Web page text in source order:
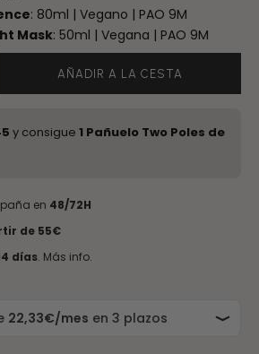
: 80ml | Vegano | PAO 9M
Mask: 50ml | Vegana | PAO 9M
cantidad
AÑADIR A LA CESTA
y consigue 1 Pañuelo Two Poles de
en 48/72H
de 55€
días. Más info.